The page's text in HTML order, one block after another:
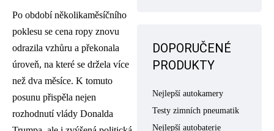
Po období několikaměsíčního
poklesu se cena ropy znovu
odrazila vzhůru a překonala
úroveň, na které se držela více
než dva měsíce. K tomuto
posunu přispěla nejen
rozhodnutí vlády Donalda
DOPORUČENÉ
PRODUKTY
Nejlepší autokamery
Testy zimních pneumatik
Nejlepší autobaterie